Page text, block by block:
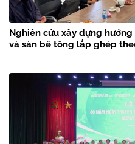
Nghiên cứu xây dựng
và sàn bê tông lắp ghép